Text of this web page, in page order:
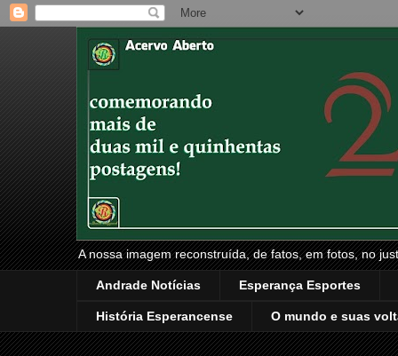
A nossa imagem reconstruída, de fatos, em fotos, no
Andrade Notícias Esperança Esportes
História Esperancense O mundo e suas